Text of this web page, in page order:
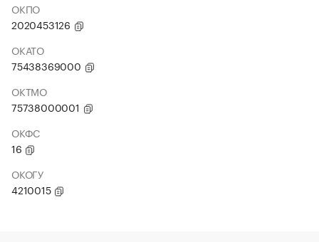
ОКПО
2020453126
ОКАТО
75438369000
ОКТМО
75738000001
ОКФС
16
ОКОГУ
4210015